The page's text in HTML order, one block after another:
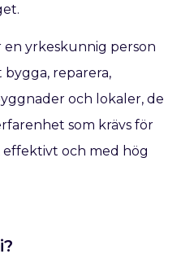
en yrkeskunnig person
bygga, reparera,
och lokaler, de
som krävs för
och med hög